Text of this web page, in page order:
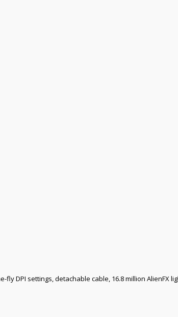
DPI settings, detachable cable, 16.8 million AlienFX